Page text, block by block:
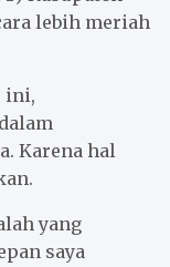
lebih meriah
ini,
Karena hal
yang
saya